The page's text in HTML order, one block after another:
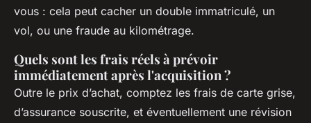
vous : cela peut cacher un double immatriculé, un
vol, ou une fraude au kilométrage.
Quels sont les frais réels à prévoir
immédiatement après l'acquisition ?
Outre le prix d’achat, comptez les frais de carte grise,
d’assurance souscrite, et éventuellement une révision